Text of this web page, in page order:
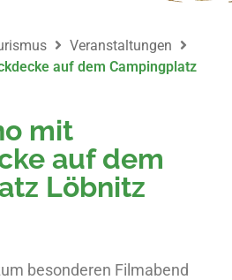
Veranstaltungen
auf dem Campingplatz
mit
auf dem
Löbnitz
besonderen Filmabend